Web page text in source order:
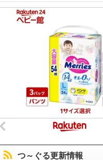
つ～ぐる更新情報